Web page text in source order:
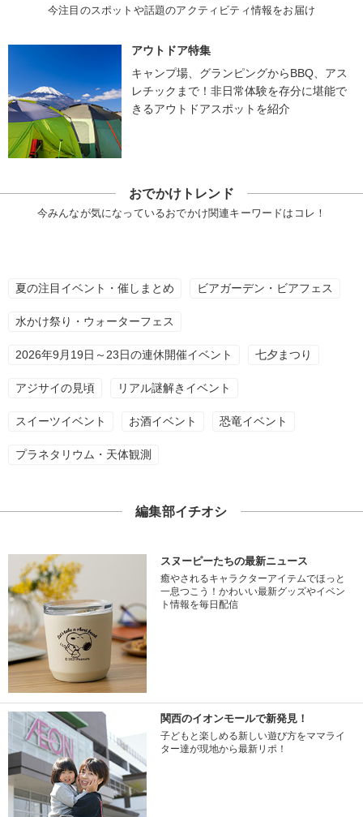
今注目のスポットや話題のアクティビティ情報をお届け
アウトドア特集
キャンプ場、グランピングからBBQ、アス
レチックまで！非日常体験を存分に堪能で
きるアウトドアスポットを紹介
おでかけトレンド
今みんなが気になっているおでかけ関連キーワードはコレ！
夏の注目イベント・催しまとめ ビアガーデン・ビアフェス
水かけ祭り・ウォーターフェス
2026年9月19日～23日の連休開催イベント 七夕まつり
アジサイの見頃 リアル謎解きイベント
スイーツイベント お酒イベント 恐竜イベント
プラネタリウム・天体観測
編集部イチオシ
スヌーピーたちの最新ニュース
癒やされるキャラクターアイテムでほっと
一息つこう！かわいい最新グッズやイベン
ト情報を毎日配信
関西のイオンモールで新発見！
子どもと楽しめる新しい遊び方をママライ
ター達が現地から最新リポ！